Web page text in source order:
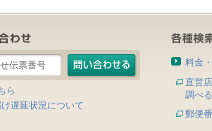
ら
遅延状況について
料金
直営
調べる
郵便